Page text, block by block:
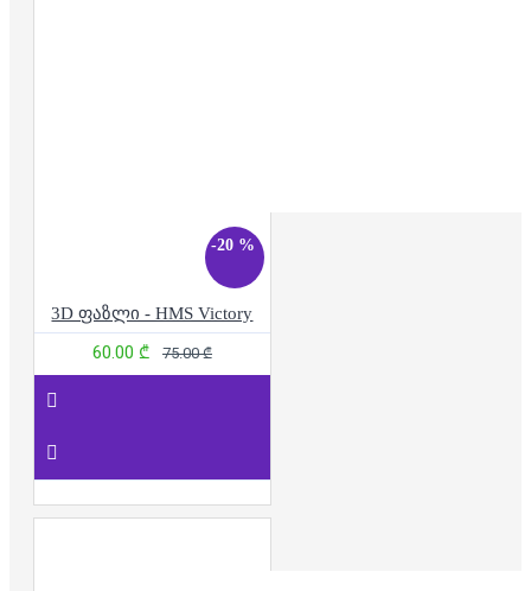
-20 %
3D ფაზლი - HMS Victory
60.00 ₾ 75.00 ₾